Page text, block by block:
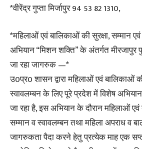
*वीरेंद्र गुप्ता मिर्जापुर 94 53 82 1310,
*महिलाओं एवं बालिकाओं की सुरक्षा, सम्मान
अभियान “मिशन शक्ति” के अंतर्गत मीरजापुर
जा रहा जागरुक —*
उ0प्र0 शासन द्वारा महिलाओं एवं बालिकाओं
स्वावलम्बन के लिए पूरे प्रदेश में विशेष
जा रहा है, इस अभियान के दौरान महिलाओं एवं
सम्मान व स्वावलम्बन तथा महिला अपराध व
जागरुकता पैदा करने हेतु प्रत्येक माह एक